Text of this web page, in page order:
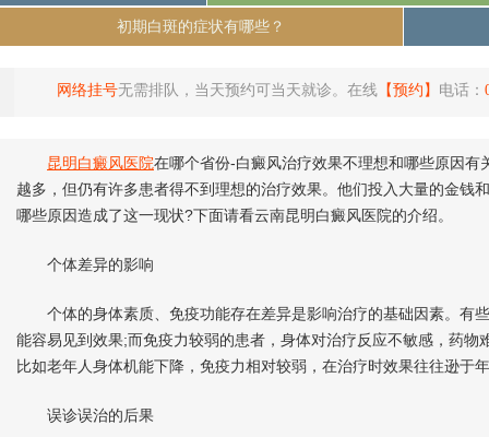
初期白斑的症状有哪些？
网络挂号无需排队，当天预约可当天就诊。在线 【预约】 电话：
昆明白癜风医院在哪个省份-白癜风治疗效果不理想和哪些原因
越多，但仍有许多患者得不到理想的治疗效果。他们投入大量的金钱
哪些原因造成了这一现状?下面请看云南昆明白癜风医院的介绍。
个体差异的影响
个体的身体素质、免疫功能存在差异是影响治疗的基础因素。有
能容易见到效果;而免疫力较弱的患者，身体对治疗反应不敏感，药
比如老年人身体机能下降，免疫力相对较弱，在治疗时效果往往逊于
误诊误治的后果